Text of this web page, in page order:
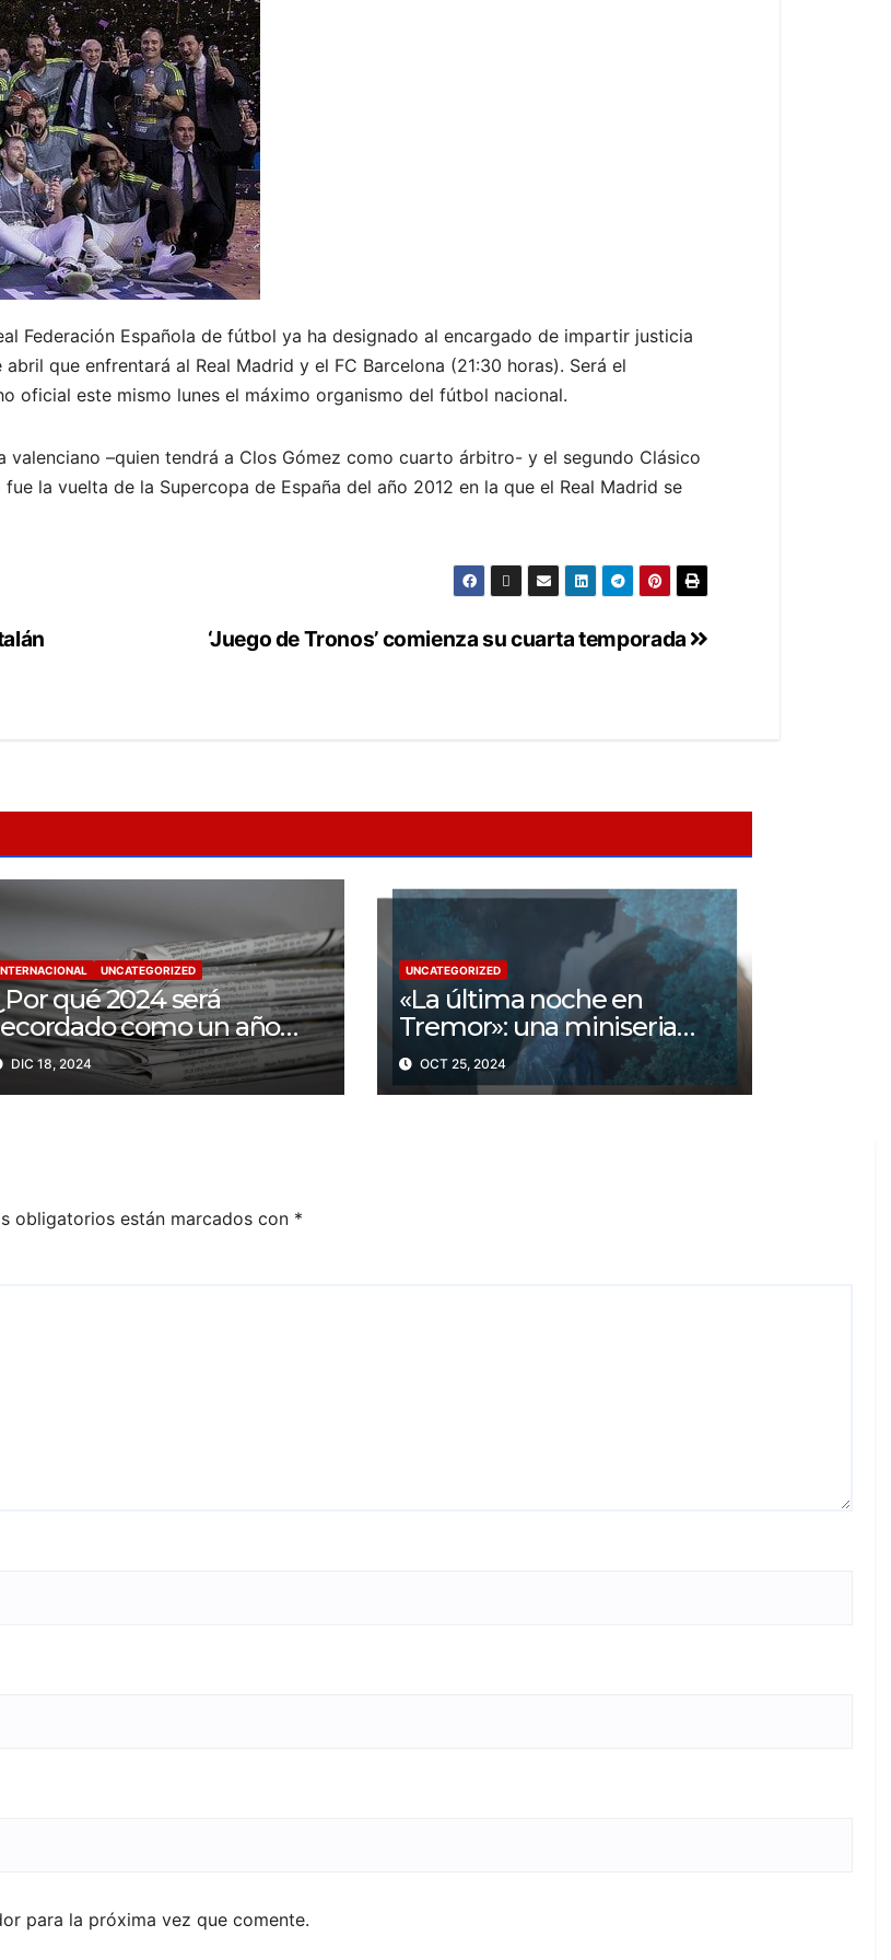
Federación Española de fútbol ya ha designado al encargado de impartir justicia
que enfrentará al Real Madrid y el FC Barcelona (21:30 horas). Será el
oficial este mismo lunes el máximo organismo del fútbol nacional.
–quien tendrá a Clos Gómez como cuarto árbitro- y el segundo Clásico
la vuelta de la Supercopa de España del año 2012 en la que el Real Madrid se
‘Juego de Tronos’ comienza su cuarta temporada
UNCATEGORIZED
qué 2024 será
como un año
para la libertad de
Un tercio de los
DIC 18, 2024
UNCATEGORIZED
«La última noche en
Tremor»: una miniseria
psicológica ¿Cuál es su
trama?
OCT 25, 2024
obligatorios están marcados con *
para la próxima vez que comente.